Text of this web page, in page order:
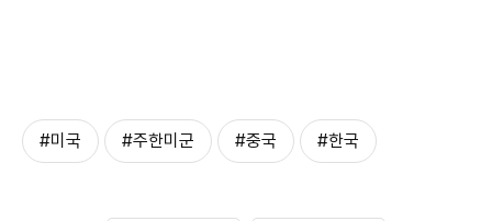
#미국 #주한미군 #중국 #한국